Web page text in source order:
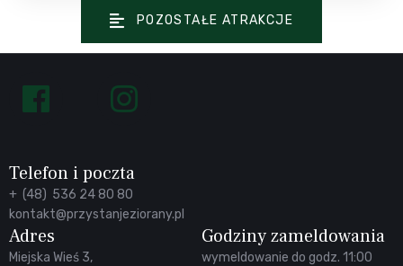
POZOSTAŁE ATRAKCJE
Telefon i poczta
+ (48) 536 24 80 80
kontakt@przystanjeziorany.pl
Adres
Miejska Wieś 3,
Godziny zameldowania
wymeldowanie do godz. 11:00